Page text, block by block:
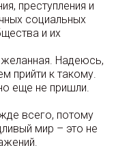
преступления и
социальных
и их
желанная. Надеюсь,
прийти к такому.
еще не пришли.
всего, потому
мир – это не